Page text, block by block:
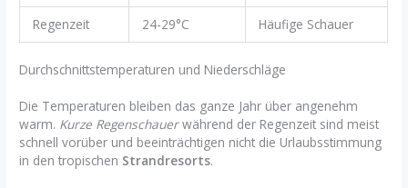
Regenzeit 24-29°C Häufige Schauer
Durchschnittstemperaturen und Niederschläge
Die Temperaturen bleiben das ganze Jahr über angenehm
warm. Kurze Regenschauerwährend der Regenzeit sind meist
schnell vorüber und beeinträchtigen nicht die Urlaubsstimmung
in den tropischen Strandresorts.